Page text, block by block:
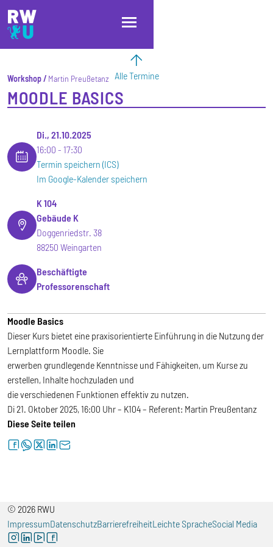
Direkt zum Inhalt
Direkt zur Hauptnavigation
Direkt zum Fußbereich
Alle Termine
Workshop Martin Preußetanz
MOODLE BASICS
Di., 21.10.2025
16:00
17:30
Termin speichern (ICS)
Im Google-Kalender speichern
K 104
Gebäude K
Doggenriedstr. 38
88250 Weingarten
Beschäftigte
Professorenschaft
Moodle Basics
Dieser Kurs bietet eine praxisorientierte Einführung in die Nutzung der
Lernplattform Moodle. Sie
erwerben grundlegende Kenntnisse und Fähigkeiten, um Kurse zu
erstellen, Inhalte hochzuladen und
die verschiedenen Funktionen effektiv zu nutzen.
Di 21. Oktober 2025, 16:00 Uhr – K104 – Referent: Martin Preußentanz
Diese Seite teilen
facebookwhatsapptwitterlinkedinletter
© 2026 RWU
ImpressumDatenschutzBarrierefreiheitLeichte SpracheSocial Media
instagramlinkedinyoutubefacebook